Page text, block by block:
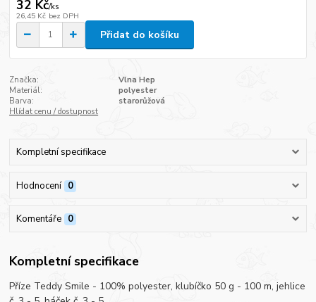
32 Kč/ks
26,45 Kč bez DPH
Přidat do košíku
Značka:
Vlna Hep
Materiál:
polyester
Barva:
starorůžová
Hlídat cenu / dostupnost
Kompletní specifikace
Hodnocení 0
Komentáře 0
Kompletní specifikace
Příze Teddy Smile - 100% polyester, klubíčko 50 g - 100 m, jehlice